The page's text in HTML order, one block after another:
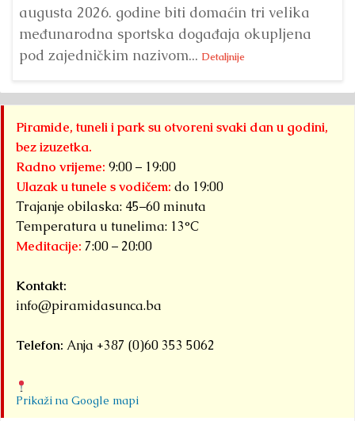
augusta 2026. godine biti domaćin tri velika
međunarodna sportska događaja okupljena
pod zajedničkim nazivom... Detaljnije
Piramide, tuneli i park su otvoreni svaki dan u godini,
bez izuzetka.
Radno vrijeme: 9:00 – 19:00
Ulazak u tunele s vodičem: do 19:00
Trajanje obilaska: 45–60 minuta
Temperatura u tunelima: 13°C
Meditacije: 7:00 – 20:00
Kontakt:
info@piramidasunca.ba
Telefon: Anja +387 (0)60 353 5062
Prikaži na Google mapi